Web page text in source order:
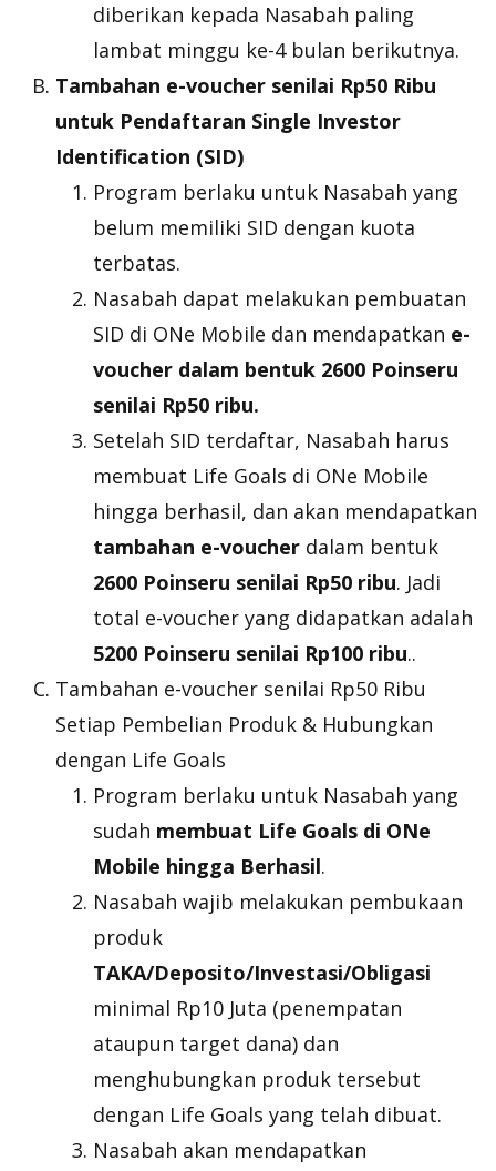
diberikan kepada Nasabah paling
lambat minggu ke-4 bulan berikutnya.
Tambahan e-voucher senilai Rp50 Ribu
untuk Pendaftaran Single Investor
Identification (SID)
Program berlaku untuk Nasabah yang
belum memiliki SID dengan kuota
terbatas.
Nasabah dapat melakukan pembuatan
SID di ONe Mobile dan mendapatkan e-
voucher dalam bentuk 2600 Poinseru
senilai Rp50 ribu.
Setelah SID terdaftar, Nasabah harus
membuat Life Goals di ONe Mobile
hingga berhasil, dan akan mendapatkan
tambahan e-voucher dalam bentuk
2600 Poinseru senilai Rp50 ribu. Jadi
total e-voucher yang didapatkan adalah
5200 Poinseru senilai Rp100 ribu..
Tambahan e-voucher senilai Rp50 Ribu
Setiap Pembelian Produk & Hubungkan
dengan Life Goals
Program berlaku untuk Nasabah yang
sudah membuat Life Goals di ONe
Mobile hingga Berhasil.
Nasabah wajib melakukan pembukaan
produk
TAKA/Deposito/Investasi/Obligasi
minimal Rp10 Juta (penempatan
ataupun target dana) dan
menghubungkan produk tersebut
dengan Life Goals yang telah dibuat.
Nasabah akan mendapatkan